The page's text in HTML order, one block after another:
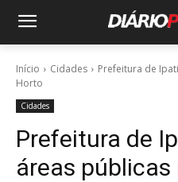
Início Cidades
Prefeitura de
Horto
Cidades
Prefeitura de
áreas